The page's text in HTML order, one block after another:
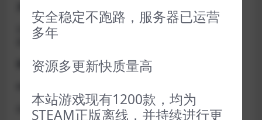
关于D加密类游戏通知
近期发现同行倒卖严重，大量会员D加密游戏无法激活问
题，现开通令牌
获取方式找企鹅群里的技术客服获取即可
如激活上限需等到隔天早上在线进一次游戏
安全稳定不跑路，服务器已运营
多年
资源多更新快质量高
本站游戏现有1200款，均为
STEAM正版离线，并持续进行更